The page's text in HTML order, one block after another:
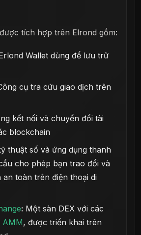
tích hợp trên Elrond gồm:
Wallet dùng để lưu trữ
cụ tra cứu giao dịch trên
kết nối và chuyển đổi tài
blockchain
thuật số và ứng dụng thanh
cho phép bạn trao đổi và
an toàn trên điện thoại di
: Một sàn DEX với các
AMM, được triển khai trên